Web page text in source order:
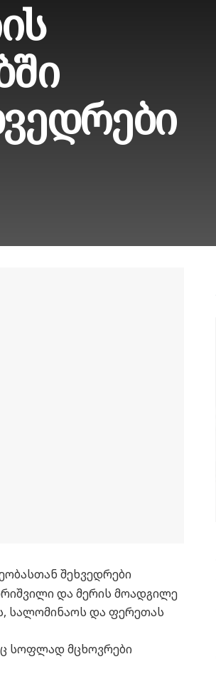
შეხვედრები
და მერის მოადგილე
სალომინაოს და ფერეთას
სოფლად მცხოვრები